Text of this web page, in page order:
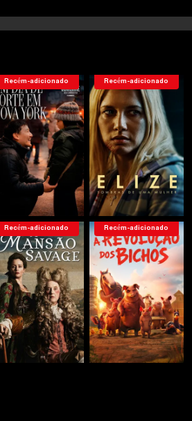
Recém-adicionado Recém-adicionado
Recém-adicionado Recém-adicionado